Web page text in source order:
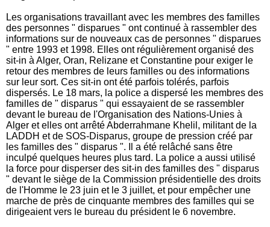
Les organisations travaillant avec les membres des familles
des personnes " disparues " ont continué à rassembler des
informations sur de nouveaux cas de personnes " disparues
" entre 1993 et 1998. Elles ont régulièrement organisé des
sit-in à Alger, Oran, Relizane et Constantine pour exiger le
retour des membres de leurs familles ou des informations
sur leur sort. Ces sit-in ont été parfois tolérés, parfois
dispersés. Le 18 mars, la police a dispersé les membres des
familles de " disparus " qui essayaient de se rassembler
devant le bureau de l'Organisation des Nations-Unies à
Alger et elles ont arrêté Abderrahmane Khelil, militant de la
LADDH et de SOS-Disparus, groupe de pression créé par
les familles des " disparus ". Il a été relâché sans être
inculpé quelques heures plus tard. La police a aussi utilisé
la force pour disperser des sit-in des familles des " disparus
" devant le siège de la Commission présidentielle des droits
de l'Homme le 23 juin et le 3 juillet, et pour empêcher une
marche de près de cinquante membres des familles qui se
dirigeaient vers le bureau du président le 6 novembre.